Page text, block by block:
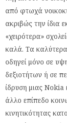
από φτωχά
ακριβώς την ίδια
«χειρότερα»
καλά. Τα
οδηγεί μόνο σε
δεξιοτήτων ή σε
ίδρυση μιας Nokia
άλλο επίπεδο
κινητικότητας